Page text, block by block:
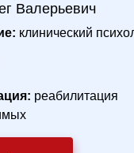
Валерьевич
клинический
реабилитация